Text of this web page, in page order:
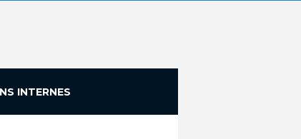
INTERNES